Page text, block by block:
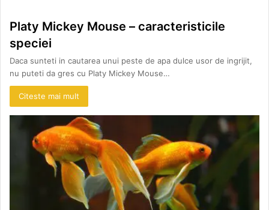
Platy Mickey Mouse – caracteristicile
speciei
Daca sunteti in cautarea unui peste de apa dulce usor de ingrijit,
nu puteti da gres cu Platy Mickey Mouse…
Citeste mai mult